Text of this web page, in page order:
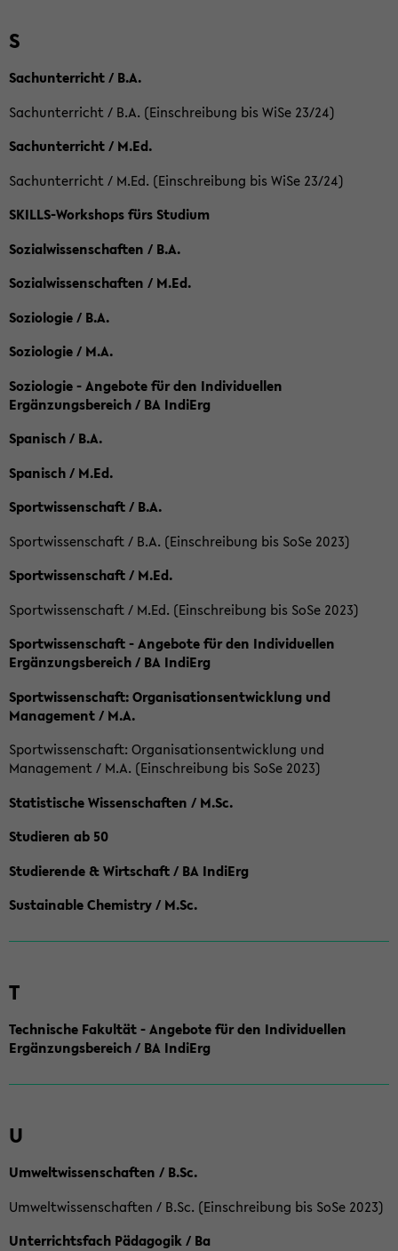
S
Sachunterricht / B.A.
Sachunterricht / B.A. (Einschreibung bis WiSe 23/24)
Sachunterricht / M.Ed.
Sachunterricht / M.Ed. (Einschreibung bis WiSe 23/24)
SKILLS-Workshops fürs Studium
Sozialwissenschaften / B.A.
Sozialwissenschaften / M.Ed.
Soziologie / B.A.
Soziologie / M.A.
Soziologie - Angebote für den Individuellen
Ergänzungsbereich / BA IndiErg
Spanisch / B.A.
Spanisch / M.Ed.
Sportwissenschaft / B.A.
Sportwissenschaft / B.A. (Einschreibung bis SoSe 2023)
Sportwissenschaft / M.Ed.
Sportwissenschaft / M.Ed. (Einschreibung bis SoSe 2023)
Sportwissenschaft - Angebote für den Individuellen
Ergänzungsbereich / BA IndiErg
Sportwissenschaft: Organisationsentwicklung und
Management / M.A.
Sportwissenschaft: Organisationsentwicklung und
Management / M.A. (Einschreibung bis SoSe 2023)
Statistische Wissenschaften / M.Sc.
Studieren ab 50
Studierende & Wirtschaft / BA IndiErg
Sustainable Chemistry / M.Sc.
T
Technische Fakultät - Angebote für den Individuellen
Ergänzungsbereich / BA IndiErg
U
Umweltwissenschaften / B.Sc.
Umweltwissenschaften / B.Sc. (Einschreibung bis SoSe 2023)
Unterrichtsfach Pädagogik / Ba